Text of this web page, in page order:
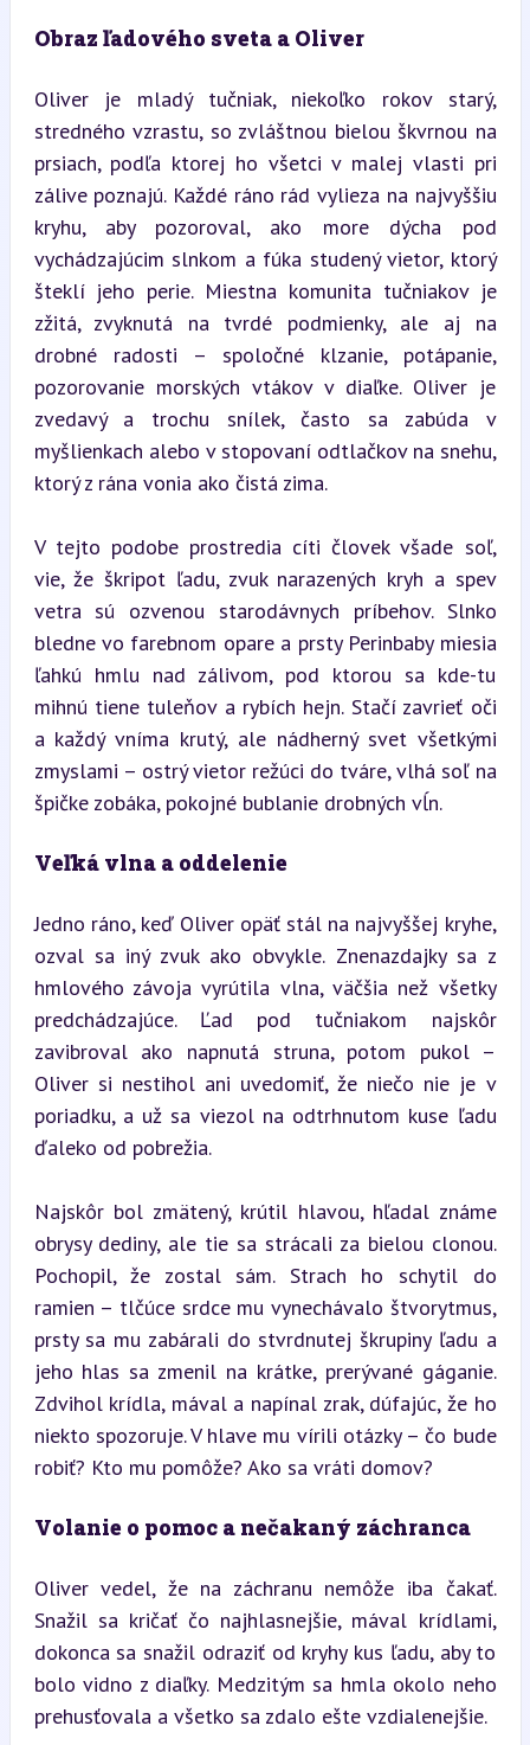
Obraz ľadového sveta a Oliver
Oliver je mladý tučniak, niekoľko rokov starý,
stredného vzrastu, so zvláštnou bielou škvrnou na
prsiach, podľa ktorej ho všetci v malej vlasti pri
zálive poznajú. Každé ráno rád vylieza na najvyššiu
kryhu, aby pozoroval, ako more dýcha pod
vychádzajúcim slnkom a fúka studený vietor, ktorý
šteklí jeho perie. Miestna komunita tučniakov je
zžitá, zvyknutá na tvrdé podmienky, ale aj na
drobné radosti – spoločné klzanie, potápanie,
pozorovanie morských vtákov v diaľke. Oliver je
zvedavý a trochu snílek, často sa zabúda v
myšlienkach alebo v stopovaní odtlačkov na snehu,
ktorý z rána vonia ako čistá zima.
V tejto podobe prostredia cíti človek všade soľ,
vie, že škripot ľadu, zvuk narazených kryh a spev
vetra sú ozvenou starodávnych príbehov. Slnko
bledne vo farebnom opare a prsty Perinbaby miesia
ľahkú hmlu nad zálivom, pod ktorou sa kde-tu
mihnú tiene tuleňov a rybích hejn. Stačí zavrieť oči
a každý vníma krutý, ale nádherný svet všetkými
zmyslami – ostrý vietor režúci do tváre, vlhá soľ na
špičke zobáka, pokojné bublanie drobných vĺn.
Veľká vlna a oddelenie
Jedno ráno, keď Oliver opäť stál na najvyššej kryhe,
ozval sa iný zvuk ako obvykle. Znenazdajky sa z
hmlového závoja vyrútila vlna, väčšia než všetky
predchádzajúce. Ľad pod tučniakom najskôr
zavibroval ako napnutá struna, potom pukol –
Oliver si nestihol ani uvedomiť, že niečo nie je v
poriadku, a už sa viezol na odtrhnutom kuse ľadu
ďaleko od pobrežia.
Najskôr bol zmätený, krútil hlavou, hľadal známe
obrysy dediny, ale tie sa strácali za bielou clonou.
Pochopil, že zostal sám. Strach ho schytil do
ramien – tlčúce srdce mu vynechávalo štvorytmus,
prsty sa mu zabárali do stvrdnutej škrupiny ľadu a
jeho hlas sa zmenil na krátke, prerývané gáganie.
Zdvihol krídla, mával a napínal zrak, dúfajúc, že ho
niekto spozoruje. V hlave mu vírili otázky – čo bude
robiť? Kto mu pomôže? Ako sa vráti domov?
Volanie o pomoc a nečakaný záchranca
Oliver vedel, že na záchranu nemôže iba čakať.
Snažil sa kričať čo najhlasnejšie, mával krídlami,
dokonca sa snažil odraziť od kryhy kus ľadu, aby to
bolo vidno z diaľky. Medzitým sa hmla okolo neho
prehusťovala a všetko sa zdalo ešte vzdialenejšie.